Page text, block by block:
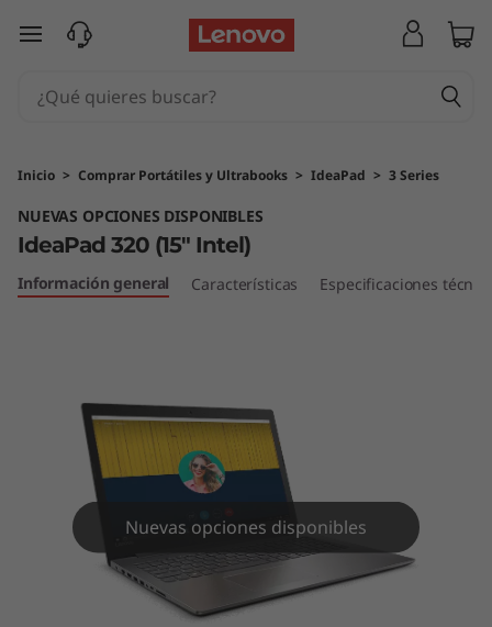
a
P
a
d
Ir al contenido principal
Inicio > Comprar Portátiles y Ultrabooks > IdeaPad > 3 Series
NUEVAS OPCIONES DISPONIBLES
IdeaPad 320 (15" Intel)
Información general Características Especificaciones
Nuevas opciones disponibles